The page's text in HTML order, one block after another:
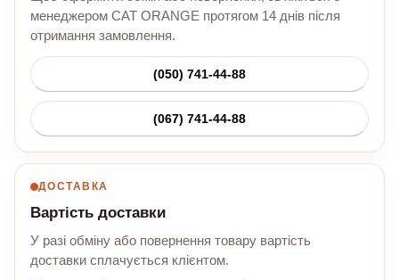
менеджером CAT ORANGE протягом 14 днів після
отримання замовлення.
(050) 741-44-88
(067) 741-44-88
ДОСТАВКА
Вартість доставки
У разі обміну або повернення товару вартість
доставки сплачується клієнтом.